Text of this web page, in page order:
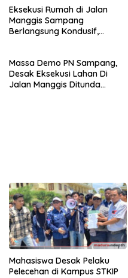
Eksekusi Rumah di Jalan
Manggis Sampang
Berlangsung Kondusif,
Massa Demo PN Sampang,
Desak Eksekusi Lahan Di
Jalan Manggis Ditunda
Mahasiswa Desak Pelaku
Pelecehan di Kampus STKIP